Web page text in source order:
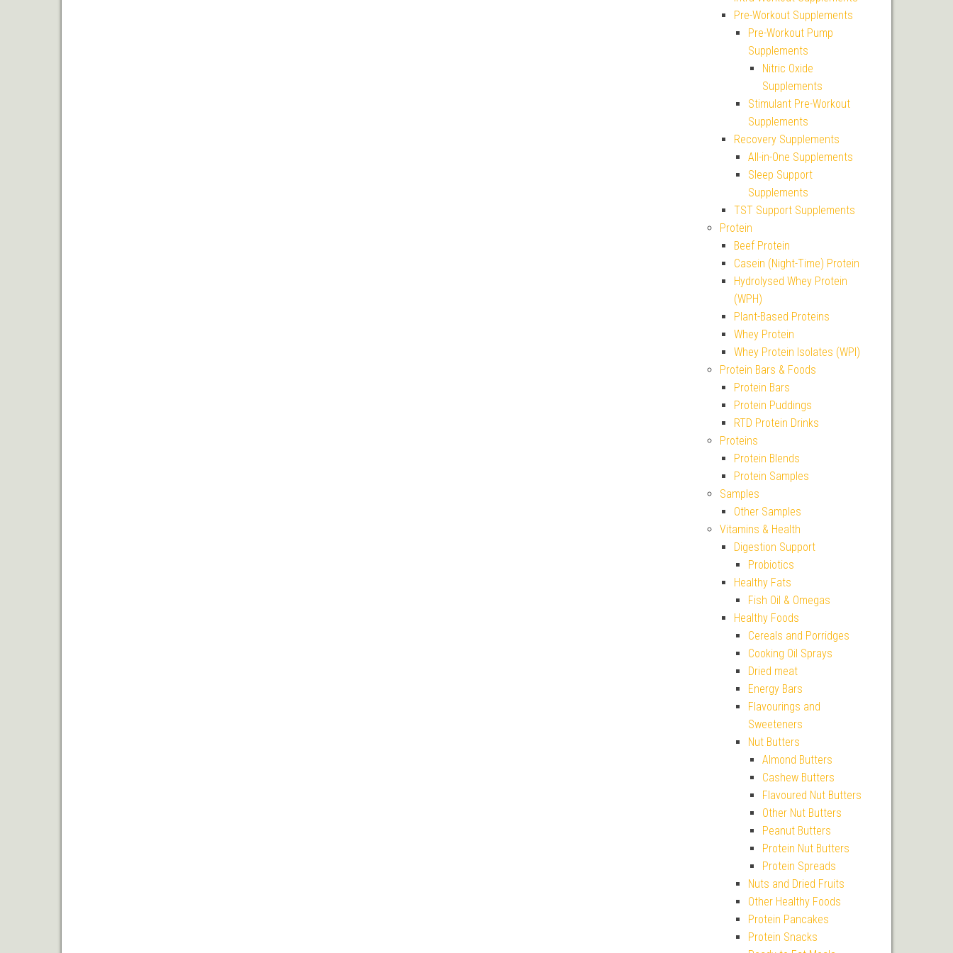
Pre-Workout Supplements
Pre-Workout Pump
Supplements
Nitric Oxide
Supplements
Stimulant Pre-Workout
Supplements
Recovery Supplements
All-in-One Supplements
Sleep Support
Supplements
TST Support Supplements
Protein
Beef Protein
Casein (Night-Time) Protein
Hydrolysed Whey Protein
(WPH)
Plant-Based Proteins
Whey Protein
Whey Protein Isolates (WPI)
Protein Bars & Foods
Protein Bars
Protein Puddings
RTD Protein Drinks
Proteins
Protein Blends
Protein Samples
Samples
Other Samples
Vitamins & Health
Digestion Support
Probiotics
Healthy Fats
Fish Oil & Omegas
Healthy Foods
Cereals and Porridges
Cooking Oil Sprays
Dried meat
Energy Bars
Flavourings and
Sweeteners
Nut Butters
Almond Butters
Cashew Butters
Flavoured Nut Butters
Other Nut Butters
Peanut Butters
Protein Nut Butters
Protein Spreads
Nuts and Dried Fruits
Other Healthy Foods
Protein Pancakes
Protein Snacks